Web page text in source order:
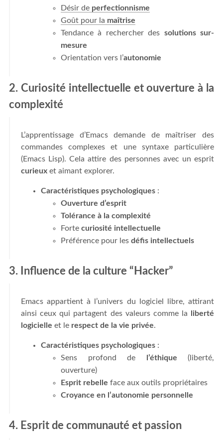
Désir de perfectionnisme
Goût pour la maîtrise
Tendance à rechercher des solutions sur-
mesure
Orientation vers l’autonomie
2. Curiosité intellectuelle et ouverture à la
complexité
L’apprentissage d’Emacs demande de maîtriser des
commandes complexes et une syntaxe particulière
(Emacs Lisp). Cela attire des personnes avec un esprit
curieux et aimant explorer.
Caractéristiques psychologiques :
Ouverture d’esprit
Tolérance à la complexité
Forte curiosité intellectuelle
Préférence pour les défis intellectuels
3. Influence de la culture “Hacker”
Emacs appartient à l’univers du logiciel libre, attirant
ainsi ceux qui partagent des valeurs comme la
liberté
logicielle et le respect de la vie privée.
Caractéristiques psychologiques :
Sens profond de
l’éthique (liberté,
ouverture)
Esprit rebelle face aux outils propriétaires
Croyance en l’autonomie personnelle
4. Esprit de communauté et passion